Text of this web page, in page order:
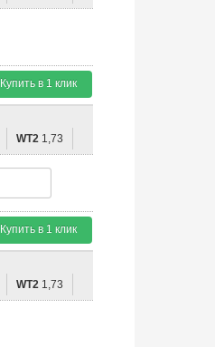
Купить в 1 клик
WT2 1,73
Купить в 1 клик
WT2 1,73